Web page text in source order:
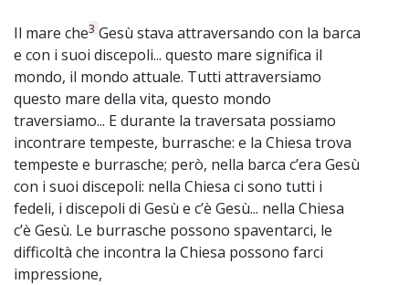
Il mare che3 Gesù stava attraversando con la barca
e con i suoi discepoli... questo mare significa il
mondo, il mondo attuale. Tutti attraversiamo
questo mare della vita, questo mondo
traversiamo... E durante la traversata possiamo
incontrare tempeste, burrasche: e la Chiesa trova
tempeste e burrasche; però, nella barca c’era Gesù
con i suoi discepoli: nella Chiesa ci sono tutti i
fedeli, i discepoli di Gesù e c’è Gesù... nella Chiesa
c’è Gesù. Le burrasche possono spaventarci, le
difficoltà che incontra la Chiesa possono farci
impressione,